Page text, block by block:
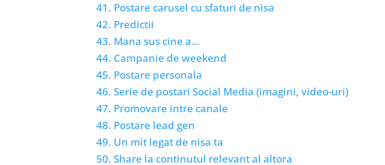
41. Postare carusel cu sfaturi de nisa
42. Predictii
43. Mana sus cine a…
44. Campanie de weekend
45. Postare personala
46. Serie de postari Social Media (imagini, video-uri)
47. Promovare intre canale
48. Postare lead gen
49. Un mit legat de nisa ta
50. Share la continutul relevant al altora